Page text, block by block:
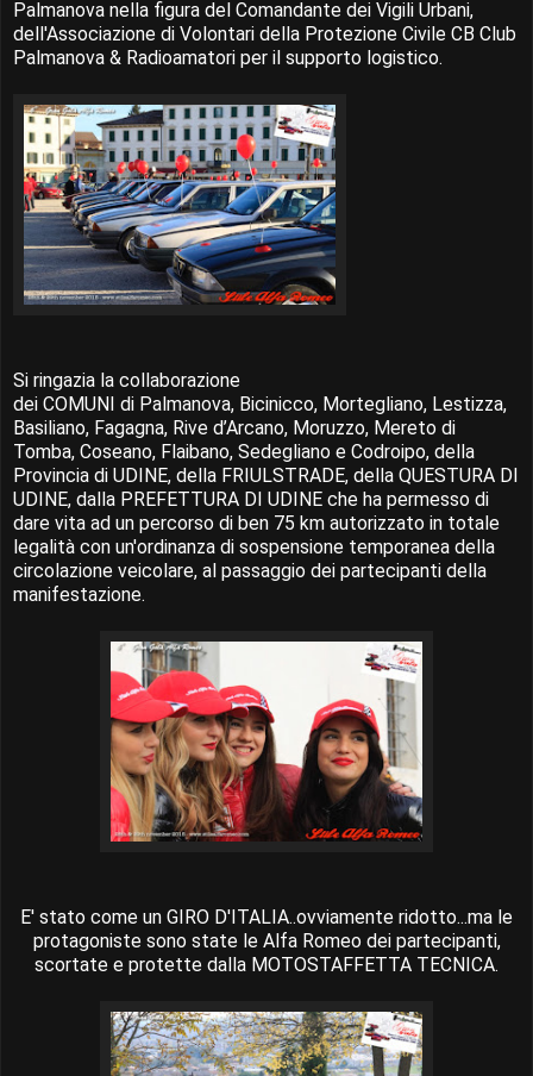
Palmanova nella figura del Comandante dei Vigili Urbani,
dell'Associazione di Volontari della Protezione Civile CB Club
Palmanova & Radioamatori per il supporto logistico.
Si ringazia la collaborazione
dei COMUNI di Palmanova, Bicinicco, Mortegliano, Lestizza,
Basiliano, Fagagna, Rive d’Arcano, Moruzzo, Mereto di
Tomba, Coseano, Flaibano, Sedegliano e Codroipo, della
Provincia di UDINE, della FRIULSTRADE, della QUESTURA DI
UDINE, dalla PREFETTURA DI UDINE che ha permesso di
dare vita ad un percorso di ben 75 km autorizzato in totale
legalità con un'ordinanza di sospensione temporanea della
circolazione veicolare, al passaggio dei partecipanti della
manifestazione.
E' stato come un GIRO D'ITALIA..ovviamente ridotto...ma le
protagoniste sono state le Alfa Romeo dei partecipanti,
scortate e protette dalla MOTOSTAFFETTA TECNICA.